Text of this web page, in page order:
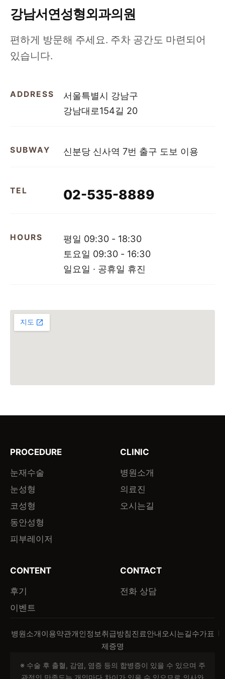
강남서연성형외과의원
편하게 방문해 주세요. 주차 공간도 마련되어
있습니다.
ADDRESS
서울특별시 강남구
강남대로154길 20
SUBWAY 신분당 신사역 7번 출구 도보 이용
TEL 02-535-8889
HOURS
평일 09:30 - 18:30
토요일 09:30 - 16:30
일요일 · 공휴일 휴진
PROCEDURE
눈재수술
눈성형
코성형
동안성형
피부레이저
CLINIC
병원소개
의료진
오시는길
CONTENT
후기
이벤트
CONTACT
전화 상담
병원소개이용약관개인정보취급방침진료안내 오시는길수가표
제증명
※ 수술 후 출혈, 감염, 염증 등의 합병증이 있을 수 있으며 주
관적인 만족도는 개인마다 차이가 있을 수 있으므로 의사와